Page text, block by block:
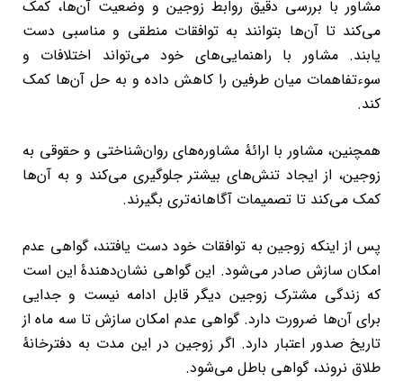
مشاور با بررسی دقیق روابط زوجین و وضعیت آن‌ها، کمک
می‌کند تا آن‌ها بتوانند به توافقات منطقی و مناسبی دست
یابند. مشاور با راهنمایی‌های خود می‌تواند اختلافات و
سوءتفاهمات میان طرفین را کاهش داده و به حل آن‌ها کمک
کند.
همچنین، مشاور با ارائۀ مشاوره‌های روان‌شناختی و حقوقی به
زوجین، از ایجاد تنش‌های بیشتر جلوگیری می‌کند و به آن‌ها
کمک می‌کند تا تصمیمات آگاهانه‌تری بگیرند.
پس از اینکه زوجین به توافقات خود دست یافتند، گواهی عدم
امکان سازش صادر می‌شود. این گواهی نشان‌دهندۀ این است
که زندگی مشترک زوجین دیگر قابل ادامه نیست و جدایی
برای آن‌ها ضرورت دارد. گواهی عدم امکان سازش تا سه ماه از
تاریخ صدور اعتبار دارد. اگر زوجین در این مدت به دفترخانۀ
طلاق نروند، گواهی باطل می‌شود.